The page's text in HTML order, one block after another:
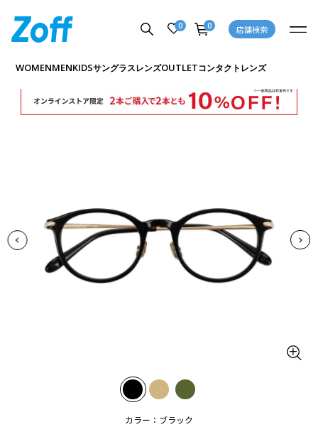
0 0 店舗検索
WOMENMENKIDSサングラスレンズOUTLETコンタクトレンズ
カラー：ブラック
商品詳細ページへ